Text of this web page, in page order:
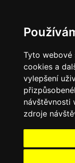
Tyto webové
cookies a
vylepšení
návštěvnosti
zdroje